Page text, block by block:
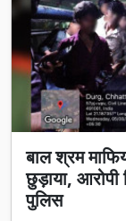
बाल श्रम
छुड़ाया, आरोपी
पुलिस